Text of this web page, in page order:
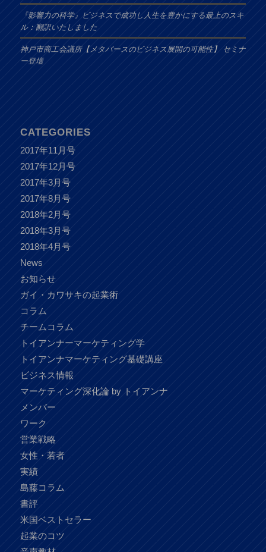
『影響力の科学』ビジネスで成功し人生を豊かにする最上のスキ
ル：翻訳いたしました
神戸市商工会議所【メタバースのビジネス展開の可能性】 セミナ
ー登壇
CATEGORIES
2017年11月号
2017年12月号
2017年3月号
2017年8月号
2018年2月号
2018年3月号
2018年4月号
News
お知らせ
ガイ・カワサキの起業術
コラム
チームコラム
トイアンナーマーケティング学
トイアンナマーケティング基礎講座
ビジネス情報
マーケティング深化論 by トイアンナ
メンバー
ワーク
営業戦略
女性・若者
実績
島藤コラム
書評
米国ベストセラー
起業のコツ